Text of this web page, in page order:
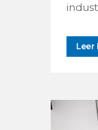
Leer